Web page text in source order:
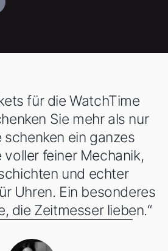
für die WatchTime
Sie mehr als nur
schenken ein ganzes
voller feiner Mechanik,
und echter
Uhren. Ein besonderes
die Zeitmesser lieben.“